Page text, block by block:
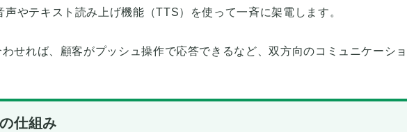
やテキスト読み上げ機能（TTS）を使って一斉に架電します。
せれば、顧客がプッシュ操作で応答できるなど、双方向のコミュニケーシ
仕組み